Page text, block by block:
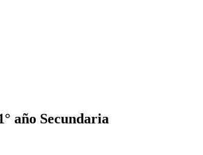
año Secundaria